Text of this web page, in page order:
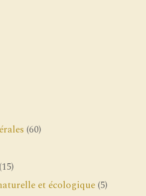
(60)
(15)
et écologique (5)